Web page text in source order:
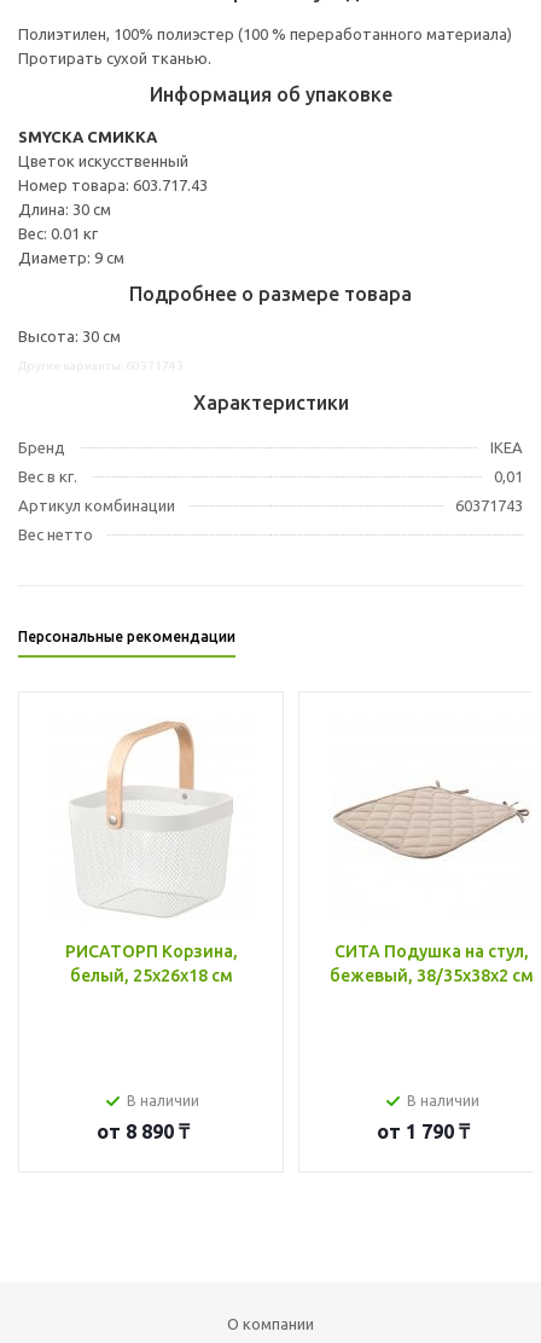
Полиэтилен, 100% полиэстер (100 % переработанного материала)
Протирать сухой тканью.
Информация об упаковке
SMYCKA СМИККА
Цветок искусственный
Номер товара: 603.717.43
Длина: 30 см
Вес: 0.01 кг
Диаметр: 9 см
Подробнее о размере товара
Высота: 30 см
Характеристики
Бренд
IKEA
Вес в кг.
0,01
Артикул комбинации
60371743
Вес нетто
Персональные рекомендации
РИСАТОРП Корзина,
белый, 25x26x18 см
В наличии
от 8 890 ₸
СИТА Подушка на стул,
бежевый, 38/35x38x2 см
В наличии
от 1 790 ₸
О компании